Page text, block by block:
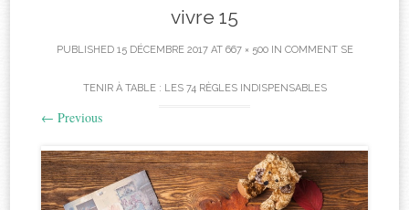
vivre 15
PUBLISHED 15 DÉCEMBRE 2017AT 667 × 500IN COMMENT SE
TENIR À TABLE : LES 74 RÈGLES INDISPENSABLES
← Previous